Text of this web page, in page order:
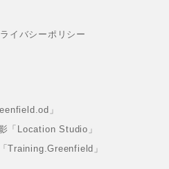
イバシーポリシー
」
「Location Studio」
Training.Greenfield」